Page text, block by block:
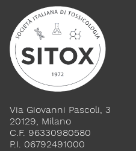
Via Giovanni Pascoli, 3
20129, Milano
C.F. 96330980580
P.I. 06792491000
o in quelle cui si fa riferimento.
Per maggiori informazioni e
approfondimenti
Dona il 5 per 1000 a SITOX